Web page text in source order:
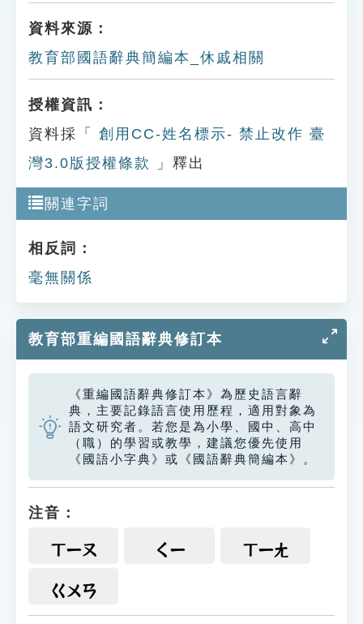
資料來源：
教育部國語辭典簡編本_休戚相關
授權資訊：
資料採「
創用CC-姓名標示- 禁止改作 臺
灣3.0版授權條款
」釋出
關連字詞
相反詞：
毫無關係
教育部重編國語辭典修訂本
《重編國語辭典修訂本》為歷史語言辭
典，主要記錄語言使用歷程，適用對象為
語文研究者。若您是為小學、國中、高中
（職）的學習或教學，建議您優先使用
《國語小字典》或《國語辭典簡編本》。
注音：
ㄒㄧㄡ ㄑㄧ ㄒㄧㄤ
ㄍㄨㄢ